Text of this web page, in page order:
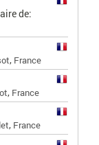
de:
, France
, France
, France